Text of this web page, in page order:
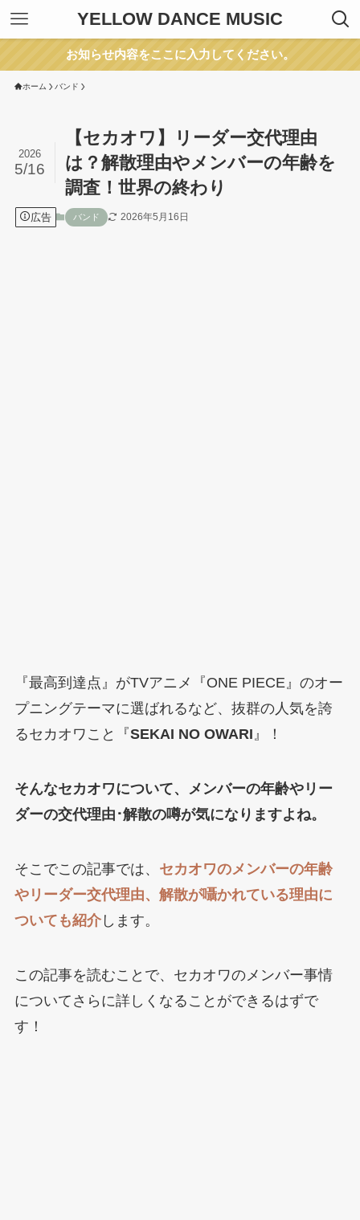
YELLOW DANCE MUSIC
お知らせ内容をここに入力してください。
ホーム バンド
【セカオワ】リーダー交代理由
は？解散理由やメンバーの年齢を
調査！世界の終わり
2026
5/16
広告 バンド 2026年5月16日
『最高到達点』がTVアニメ『ONE PIECE』のオー
プニングテーマに選ばれるなど、抜群の人気を誇
るセカオワこと『SEKAI NO OWARI』！
そんなセカオワについて、メンバーの年齢やリー
ダーの交代理由･解散の噂が気になりますよね。
そこでこの記事では、 セカオワのメンバーの年齢
やリーダー交代理由、解散が囁かれている理由に
ついても紹介します。
この記事を読むことで、セカオワのメンバー事情
についてさらに詳しくなることができるはずで
す！